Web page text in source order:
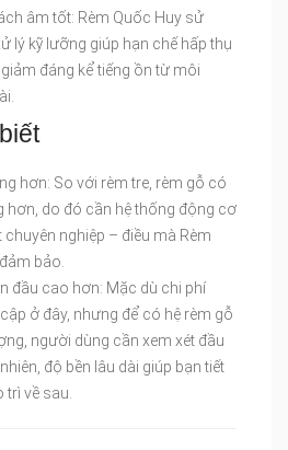
âm tốt: Rèm Quốc Huy sử
lý kỹ lưỡng giúp hạn chế hấp thụ
đáng kể tiếng ồn từ môi
hơn: So với rèm tre, rèm gỗ có
hơn, do đó cần hệ thống động cơ
chuyên nghiệp – điều mà Rèm
bảo.
đầu cao hơn: Mặc dù chi phí
ở đây, nhưng để có hệ rèm gỗ
người dùng cần xem xét đầu
độ bền lâu dài giúp bạn tiết
trì về sau.